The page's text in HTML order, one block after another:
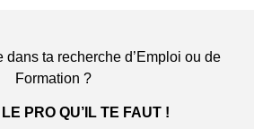
dans ta recherche d’Emploi ou de
Formation ?
PRO QU’IL TE FAUT !